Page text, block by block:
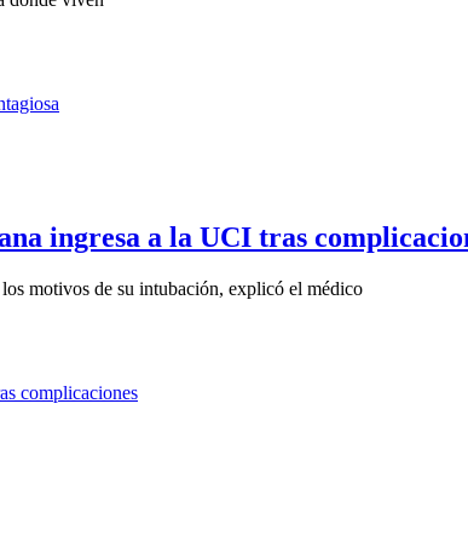
ingresa a la UCI tras
motivos de su intubación, explicó el médico